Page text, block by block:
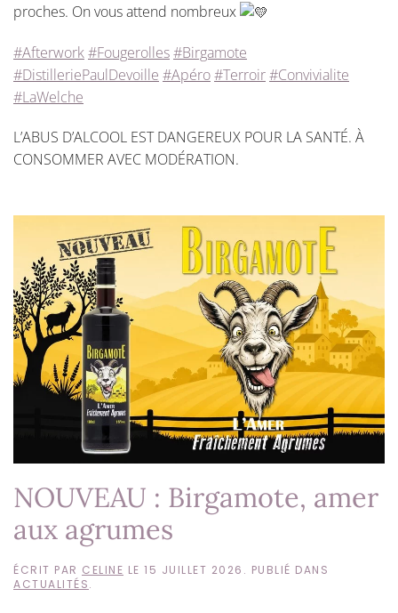
proches. On vous attend nombreux
#Afterwork#Fougerolles#Birgamote
#DistilleriePaulDevoille #Apéro#Terroir#Convivialite
#LaWelche
L’ABUS D’ALCOOL EST DANGEREUX POUR LA SANTÉ. À
CONSOMMER AVEC MODÉRATION.
NOUVEAU : Birgamote, amer
aux agrumes
ÉCRIT PAR CELINE LE 15 JUILLET 2026 . PUBLIÉ DANS
ACTUALITÉS.